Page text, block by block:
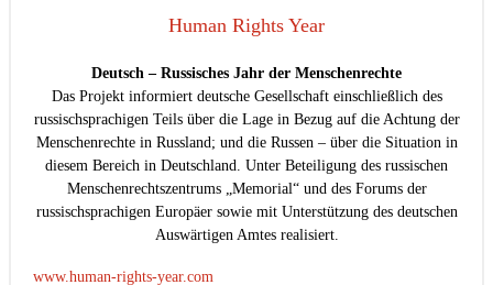
Human Rights Year
Deutsch – Russisches Jahr der Menschenrechte
Das Projekt informiert deutsche Gesellschaft einschließlich des
russischsprachigen Teils über die Lage in Bezug auf die Achtung der
Menschenrechte in Russland; und die Russen – über die Situation in
diesem Bereich in Deutschland. Unter Beteiligung des russischen
Menschenrechtszentrums „Memorial“ und des Forums der
russischsprachigen Europäer sowie mit Unterstützung des deutschen
Auswärtigen Amtes realisiert.
www.human-rights-year.com